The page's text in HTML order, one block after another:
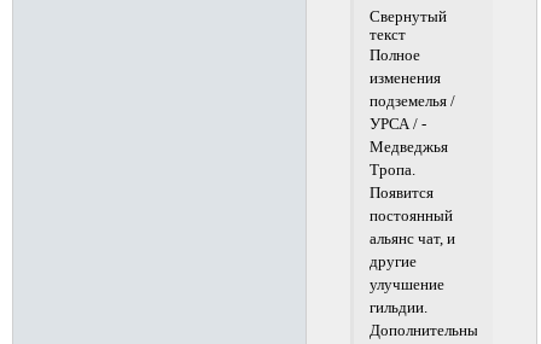
Свернутый
текст
Полное
изменения
подземелья /
УРСА / -
Медведжья
Тропа.
Появится
постоянный
альянс чат, и
другие
улучшение
гильдии.
Дополнительные